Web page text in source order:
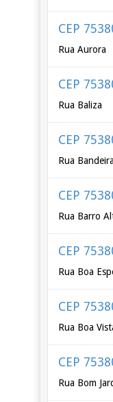
CEP
Rua Aurora
CEP
Rua Baliza
CEP
Rua
CEP
Rua Barro
CEP
Rua Boa
CEP
Rua Boa
CEP
Rua Bom